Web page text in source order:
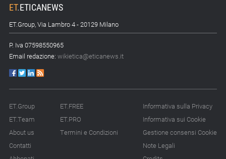
ET.ETICANEWS
ET.Group, Via Lambro 4 - 20129 Milano
P. Iva 07598550965
Email redazione: wikietica@eticanews.it
ET.Group
ET.Team
About us
Contatti
ET.FREE
ET.PRO
Termini e Condizioni
Informativa sulla Privacy
Informativa sui Cookie
Gestione consensi Cookie
Note Legali